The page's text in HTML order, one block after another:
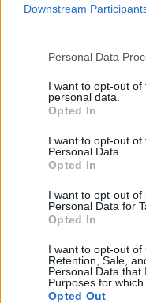
Downstream
Personal Data
I want to opt-out
personal data.
Opted In
I want to opt-out of
Personal Data.
Opted In
I want to opt-out of
Personal Data for
Opted In
I want to opt-out of
Retention, Sale,
Personal Data that
Purposes for which
Opted Out
„Lumea
acoperișul gării
Matei Udrea - marți, 12
Cum face
ale Rusiei în